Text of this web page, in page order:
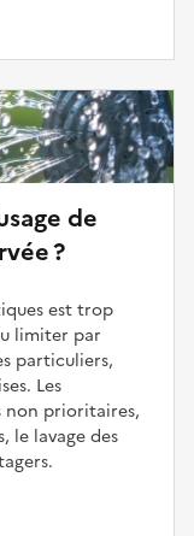
de
?
est trop
limiter par
particuliers,
Les
non prioritaires,
le lavage des